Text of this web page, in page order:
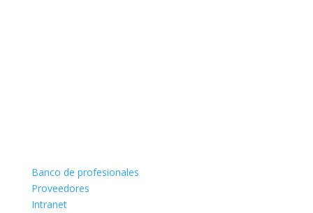
Banco de profesionales
Proveedores
Intranet